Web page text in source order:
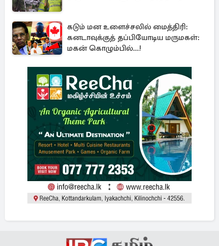
கடும் மன உளைச்சலில் மைத்திரி:
கனடாவுக்குத் தப்பியோடிய மருமகள்:
மகன் கொழும்பில்...!